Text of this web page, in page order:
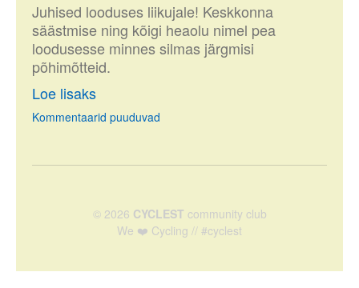
Juhised looduses liikujale! Keskkonna
säästmise ning kõigi heaolu nimel pea
loodusesse minnes silmas järgmisi
põhimõtteid.
Loe lisaks
Kommentaarid puuduvad
© 2026 CYCLEST community club
We ❤️ Cycling // #cyclest